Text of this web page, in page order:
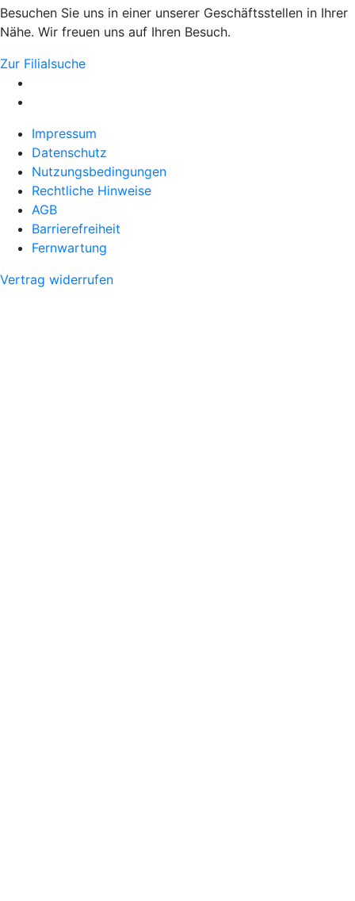
Besuchen Sie uns in einer unserer Geschäftsstellen in Ihrer
Nähe. Wir freuen uns auf Ihren Besuch.
Zur Filialsuche
Impressum
Datenschutz
Nutzungsbedingungen
Rechtliche Hinweise
AGB
Barrierefreiheit
Fernwartung
Vertrag widerrufen